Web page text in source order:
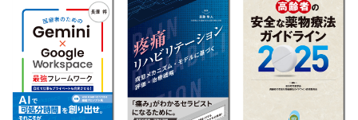
C 感染症
D その他
コラム：可逆性脳血管攣縮症候群（RCVS）
コラム：外傷後頭痛（PTH）
②他科疾患と頭痛の関連
A 眼科の観点から
B 耳鼻咽頭科の観点から